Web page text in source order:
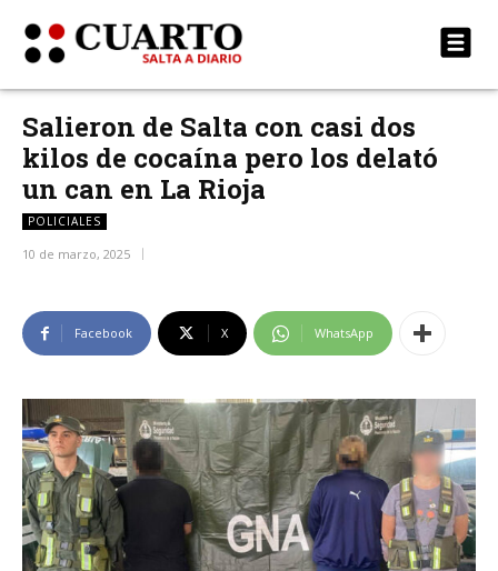
Salieron de Salta con casi dos
kilos de cocaína pero los delató
un can en La Rioja
POLICIALES
10 de marzo, 2025
Facebook X WhatsApp